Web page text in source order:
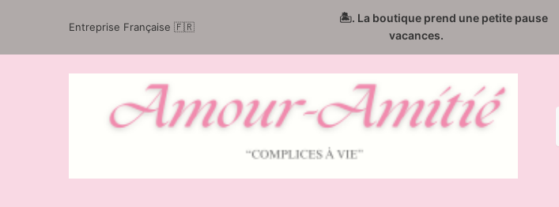
Entreprise Française 🇫🇷
🏝️. La boutique prend une petite pause
vacances.